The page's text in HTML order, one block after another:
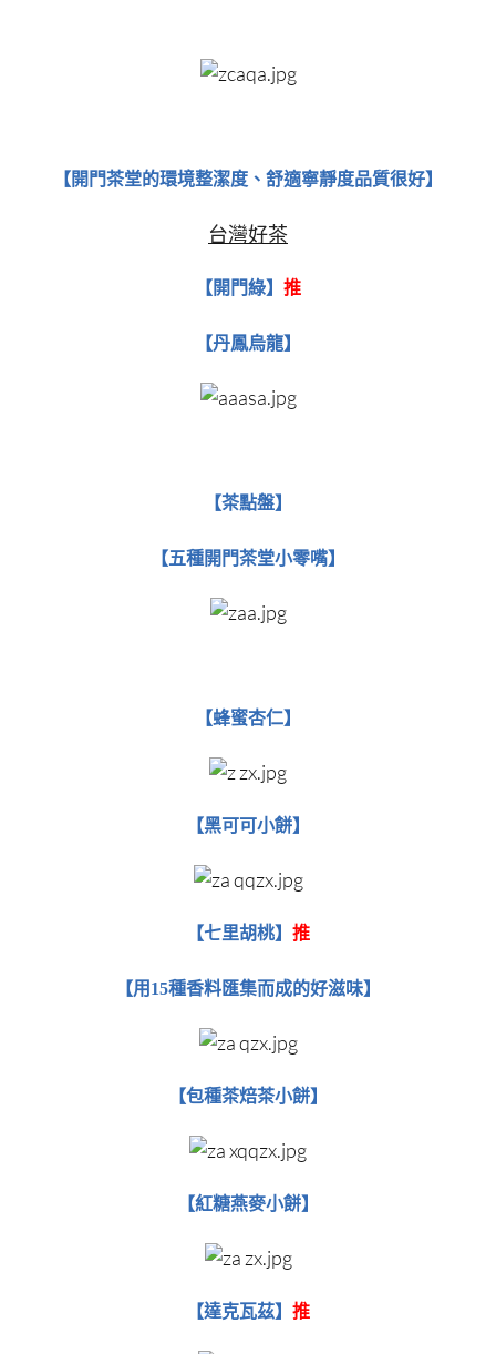
【開門茶堂的環境整潔度、舒適寧靜度品質很好】
台灣好茶
【開門綠】 推
【丹鳳烏龍】
【茶點盤】
【五種開門茶堂小零嘴​​】
【蜂蜜杏仁​​​​​​​】
【​​​​​​​黑可可小餅】
【七里胡桃​​​​​​​】 推
【用15種香料匯集而成的好滋味】
【包種茶焙茶小餅​​​​​​​】
【​​​​​​​紅糖燕麥小餅】
【​​​​​​​達克瓦茲】 推